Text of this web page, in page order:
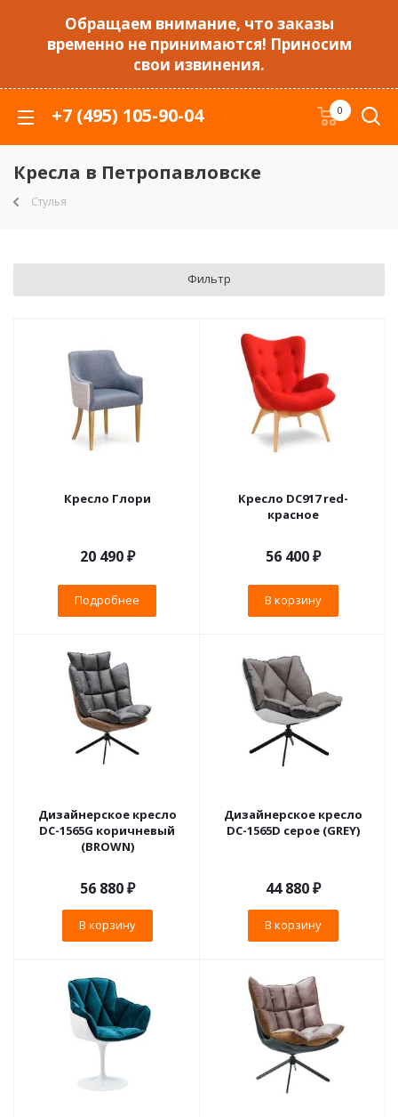
Обращаем внимание, что заказы
временно не принимаются! Приносим
свои извинения.
+7 (495) 105-90-04 0
Кресла в Петропавловске
Стулья
Фильтр
Кресло Глори
20 490 ₽
Подробнее
Кресло DC917 red-
красное
56 400₽
В корзину
Дизайнерское кресло
DC-1565G коричневый
(BROWN)
56 880₽
В корзину
Дизайнерское кресло
DC-1565D серое (GREY)
44 880₽
В корзину